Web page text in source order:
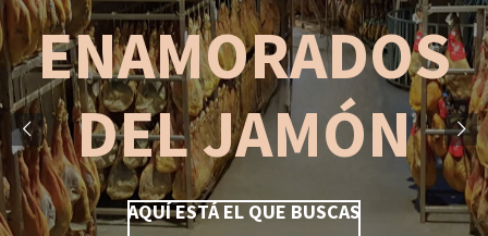
ENAMORADOS
DEL JAMÓN
AQUÍ ESTÁ EL QUE BUSCAS